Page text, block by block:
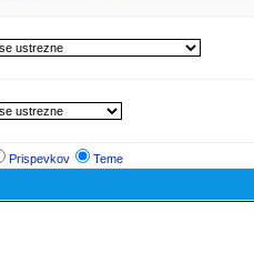
Prispevkov Teme